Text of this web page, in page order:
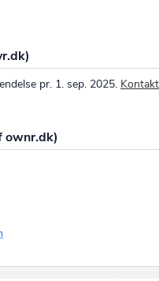
pr. 1. sep. 2025.
ownr.dk)